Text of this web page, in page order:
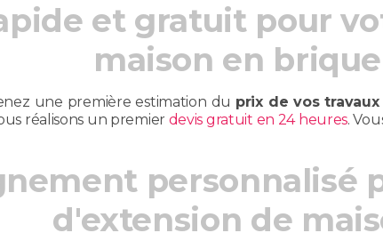
et gratuit pour
maison en brique
une première estimation du prix de vos
réalisons un premier devis gratuit en 24 heures.
personnalisé
d'extension de